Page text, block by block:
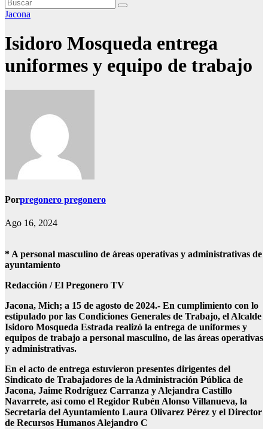
Jacona
Isidoro Mosqueda entrega
uniformes y equipo de trabajo
Porpregonero pregonero
Ago 16, 2024
* A personal masculino de áreas operativas y administrativas de
ayuntamiento
Redacción / El Pregonero TV
Jacona, Mich; a 15 de agosto de 2024.- En cumplimiento con lo
estipulado por las Condiciones Generales de Trabajo, el Alcalde
Isidoro Mosqueda Estrada realizó la entrega de uniformes y
equipos de trabajo a personal masculino, de las áreas operativas
y administrativas.
En el acto de entrega estuvieron presentes dirigentes del
Sindicato de Trabajadores de la Administración Pública de
Jacona, Jaime Rodríguez Carranza y Alejandra Castillo
Navarrete, así como el Regidor Rubén Alonso Villanueva, la
Secretaria del Ayuntamiento Laura Olivarez Pérez y el Director
de Recursos Humanos Alejandro C